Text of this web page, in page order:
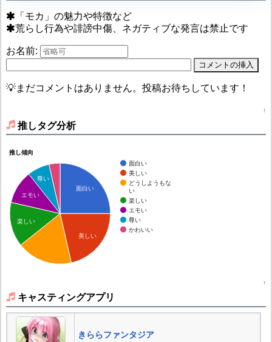
「モカ」の魅力や特徴など
荒らし行為や誹謗中傷、ネガティブな発言は禁止です
お名前:
💡まだコメントはありません。投稿お待ちしています！
↑
推しタグ分析
推し傾向
面白い
美しい
どうしようもな
い
楽しい
エモい
尊い
かわいい
面白い
美しい
尊い
エモい
楽しい
↑
キャスティングアプリ
きららファンタジア